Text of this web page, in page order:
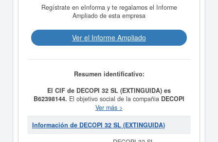
Regístrate en eInforma y te regalamos el Informe
Ampliado de esta empresa
Ver el Informe Ampliado
Resumen identificativo:
El CIF de DECOPI 32 SL (EXTINGUIDA) es
B62398144. El objetivo social de la compañia DECOPI
32 SL (EXTINGUIDA) es LA PRESTACION DE
SERVICIOS DE CONSULTORIA DE GESTION
INMOBILIARIA, EN ESPECIAL EL DESARROLLO Y
COORDINACION DE PROYECTOS INMOBILIARIO, SU
GESTION, ASESORAMIENTO URBANISTICO EN TODA
Ver más >
Información de DECOPI 32 SL (EXTINGUIDA)